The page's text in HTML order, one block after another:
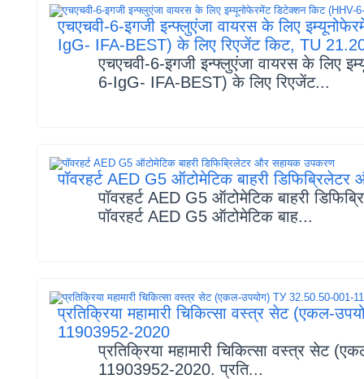
एचएचवी-6-इगजी इन्फ्लुएंजा वायरस के लिए
IgG- IFA-BEST) के लिए रिएजेंट किट, TU
एचएचवी-6-इगजी इन्फ्लुएंजा वायरस के लिए
6-IgG- IFA-BEST) के लिए रिएजेंट...
पॉवरहर्ट AED G5 ऑटोमेटिक बाहरी
पॉवरहर्ट AED G5 ऑटोमेटिक बाहरी
पॉवरहर्ट AED G5 ऑटोमेटिक बाह...
प्रतिक्रिया महामारी चिकित्सा वस्त्र सेट (एकल-
11903952-2020
प्रतिक्रिया महामारी चिकित्सा वस्त्र सेट
11903952-2020. प्रति...